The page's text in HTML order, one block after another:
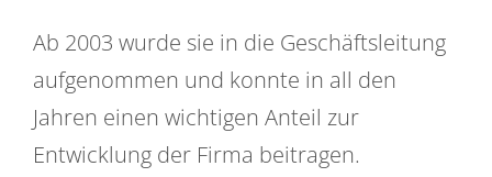
Ab 2003 wurde sie in die Geschäftsleitung
aufgenommen und konnte in all den
Jahren einen wichtigen Anteil zur
Entwicklung der Firma beitragen.